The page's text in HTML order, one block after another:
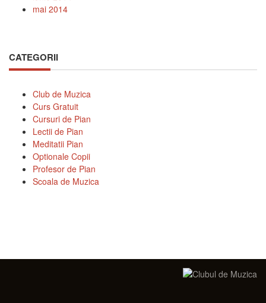
mai 2014
CATEGORII
Club de Muzica
Curs Gratuit
Cursuri de Pian
Lectii de Pian
Meditatii Pian
Optionale Copii
Profesor de Pian
Scoala de Muzica